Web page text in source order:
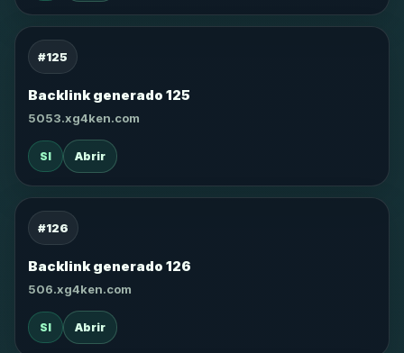
#125
Backlink generado 125
5053.xg4ken.com
SI Abrir
#126
Backlink generado 126
506.xg4ken.com
SI Abrir